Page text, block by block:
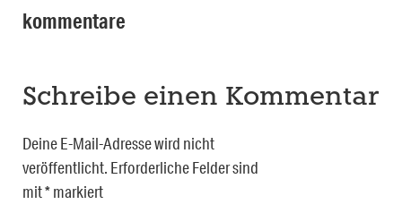
kommentare
Schreibe einen Kommentar
Deine E-Mail-Adresse wird nicht
veröffentlicht. Erforderliche Felder sind
mit*markiert